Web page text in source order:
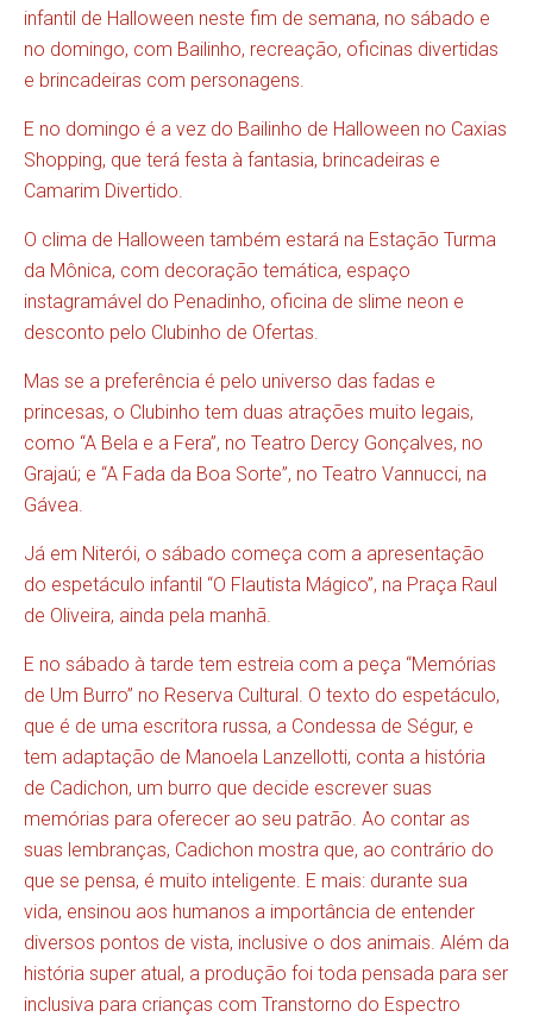
infantil de Halloween neste fim de semana, no sábado e
no domingo, com Bailinho, recreação, oficinas divertidas
e brincadeiras com personagens.
E no domingo é a vez do Bailinho de Halloween no Caxias
Shopping, que terá festa à fantasia, brincadeiras e
Camarim Divertido.
O clima de Halloween também estará na Estação Turma
da Mônica, com decoração temática, espaço
instagramável do Penadinho, oficina de slime neon e
desconto pelo Clubinho de Ofertas.
Mas se a preferência é pelo universo das fadas e
princesas, o Clubinho tem duas atrações muito legais,
como “A Bela e a Fera”, no Teatro Dercy Gonçalves, no
Grajaú; e “A Fada da Boa Sorte”, no Teatro Vannucci, na
Gávea.
Já em Niterói, o sábado começa com a apresentação
do espetáculo infantil “O Flautista Mágico”, na Praça Raul
de Oliveira, ainda pela manhã.
E no sábado à tarde tem estreia com a peça “Memórias
de Um Burro” no Reserva Cultural. O texto do espetáculo,
que é de uma escritora russa, a Condessa de Ségur, e
tem adaptação de Manoela Lanzellotti, conta a história
de Cadichon, um burro que decide escrever suas
memórias para oferecer ao seu patrão. Ao contar as
suas lembranças, Cadichon mostra que, ao contrário do
que se pensa, é muito inteligente. E mais: durante sua
vida, ensinou aos humanos a importância de entender
diversos pontos de vista, inclusive o dos animais. Além da
história super atual, a produção foi toda pensada para ser
inclusiva para crianças com Transtorno do Espectro